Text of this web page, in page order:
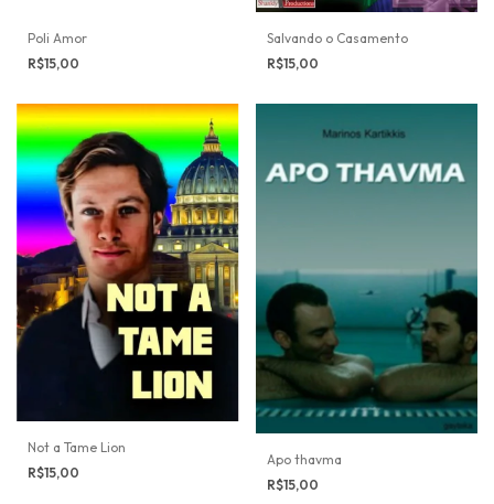
Poli Amor
R$15,00
Salvando o Casamento
R$15,00
Not a Tame Lion
R$15,00
Apo thavma
R$15,00